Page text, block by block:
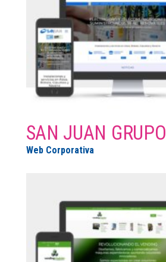
SAN JUAN GRUPO
Web Corporativa